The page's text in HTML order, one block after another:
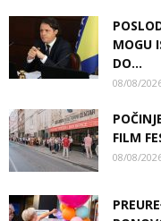
MOGU
DO...
08/08/
FILM
08/08/